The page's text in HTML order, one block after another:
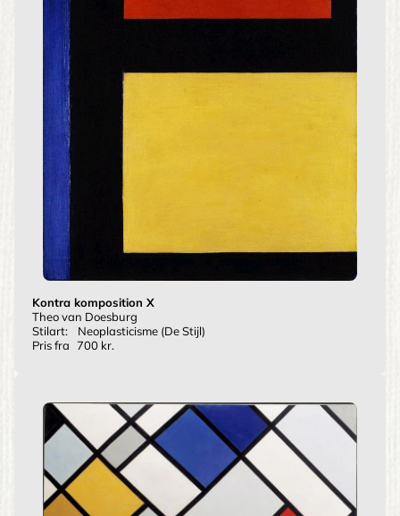
Kontra komposition X
Theo van Doesburg
Stilart:
Neoplasticisme (De Stijl)
Pris fra 700 kr.